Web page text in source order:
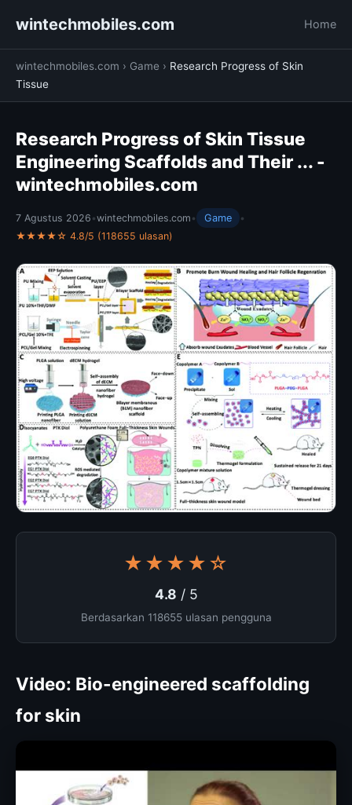
wintechmobiles.com Home
wintechmobiles.com › Game › Research Progress of Skin
Tissue
Research Progress of Skin Tissue
Engineering Scaffolds and Their ... -
wintechmobiles.com
7 Agustus 2026 •wintechmobiles.com • Game
•
★★★★☆ 4.8/5 (118655 ulasan)
★★★★☆
4.8 / 5
Berdasarkan 118655 ulasan pengguna
Video: Bio-engineered scaffolding
for skin